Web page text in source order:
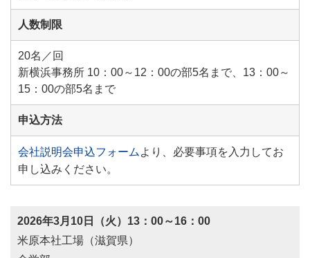
人数制限
20名／回
新横浜事務所 10：00～12：00の部5名まで、13：00～
15：00の部5名まで
申込方法
会社説明会申込フォーム より、必要事項を入力してお
申し込みください。
2026年3月10日（火）13：00～16：00
米原本社工場（滋賀県）